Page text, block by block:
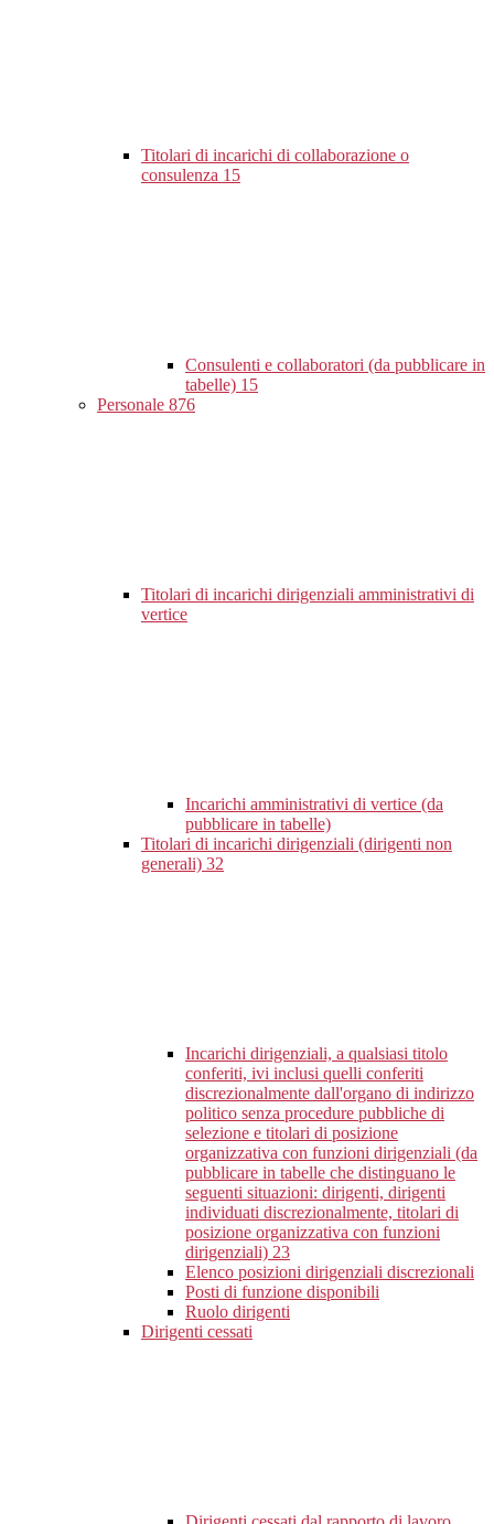
Titolari di incarichi di collaborazione o
consulenza 15
Consulenti e collaboratori (da pubblicare in
tabelle) 15
Personale 876
Titolari di incarichi dirigenziali amministrativi di
vertice
Incarichi amministrativi di vertice (da
pubblicare in tabelle)
Titolari di incarichi dirigenziali (dirigenti non
generali) 32
Incarichi dirigenziali, a qualsiasi titolo
conferiti, ivi inclusi quelli conferiti
discrezionalmente dall'organo di indirizzo
politico senza procedure pubbliche di
selezione e titolari di posizione
organizzativa con funzioni dirigenziali (da
pubblicare in tabelle che distinguano le
seguenti situazioni: dirigenti, dirigenti
individuati discrezionalmente, titolari di
posizione organizzativa con funzioni
dirigenziali) 23
Elenco posizioni dirigenziali discrezionali
Posti di funzione disponibili
Ruolo dirigenti
Dirigenti cessati